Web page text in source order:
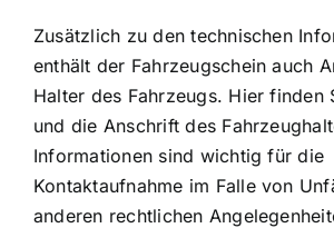
Zusätzlich zu den technischen
enthält der Fahrzeugschein auch
Halter des Fahrzeugs. Hier finden
und die Anschrift des
Informationen sind wichtig für die
Kontaktaufnahme im Falle von
anderen rechtlichen